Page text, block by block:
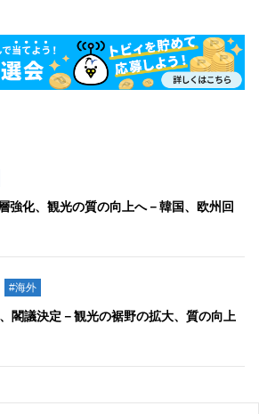
強化、観光の質の向上へ－韓国、欧州回
#海外
閣議決定－観光の裾野の拡大、質の向上